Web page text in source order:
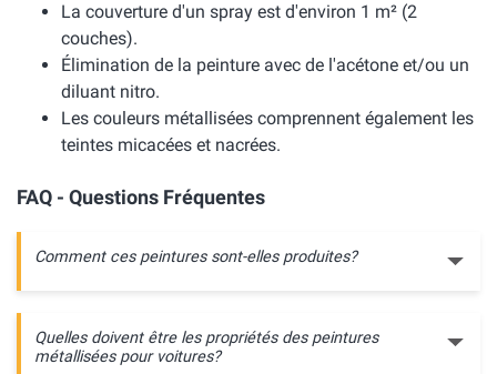
La couverture d'un spray est d'environ 1 m² (2
couches).
Élimination de la peinture avec de l'acétone et/ou un
diluant nitro.
Les couleurs métallisées comprennent également les
teintes micacées et nacrées.
FAQ - Questions Fréquentes
Comment ces peintures sont-elles produites?
Quelles doivent être les propriétés des peintures
métallisées pour voitures?